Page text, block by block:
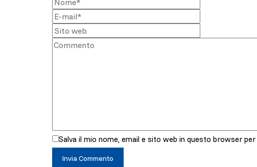
Salva il mio nome, email e sito web in questo browser